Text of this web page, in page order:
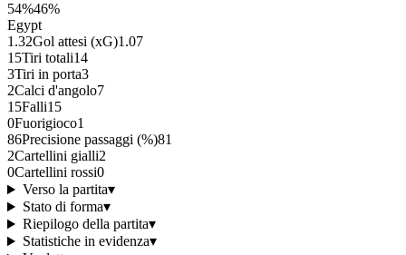
54%46%
Egypt
1.32Gol attesi (xG)1.07
15Tiri totali14
3Tiri in porta3
2Calci d'angolo7
15Falli15
0Fuorigioco1
86Precisione passaggi (%)81
2Cartellini gialli2
0Cartellini rossi0
Verso la partita▾
Stato di forma▾
Riepilogo della partita▾
Statistiche in evidenza▾